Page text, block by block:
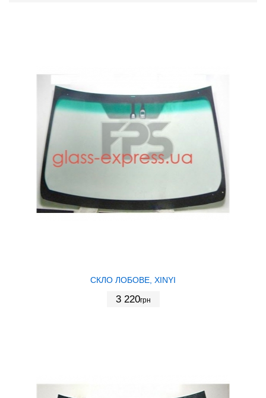
СКЛО ЛОБОВЕ, XINYI
3 220грн